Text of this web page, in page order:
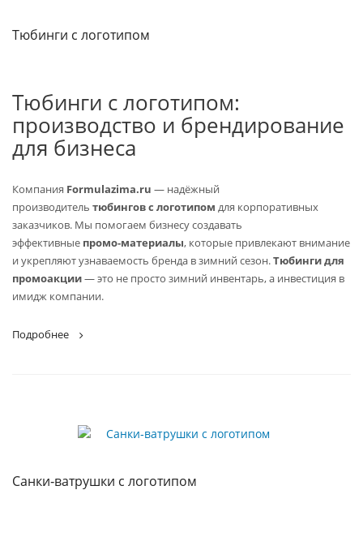
Тюбинги с логотипом
Тюбинги с логотипом:
производство и брендирование
для бизнеса
Компания Formulazima.ru — надёжный
производитель тюбингов с логотипом для корпоративных
заказчиков. Мы помогаем бизнесу создавать
эффективные промо‑материалы, которые привлекают внимание
и укрепляют узнаваемость бренда в зимний сезон.Тюбинги для
промоакции— это не просто зимний инвентарь, а инвестиция в
имидж компании.
Подробнее
Санки‑ватрушки с логотипом